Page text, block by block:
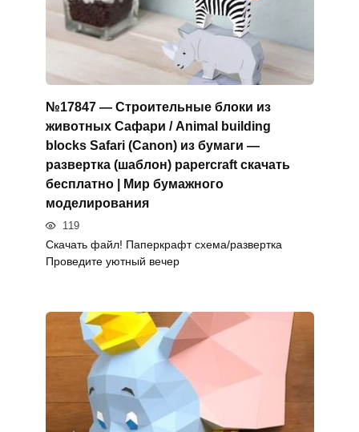
№17847 — Строительные блоки из
животных Сафари / Animal building
blocks Safari (Canon) из бумаги —
развертка (шаблон) papercraft скачать
бесплатно | Мир бумажного
моделирования
119
Скачать файл! Паперкрафт схема/развертка
Проведите уютный вечер